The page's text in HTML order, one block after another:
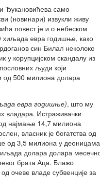
Ђукановићева само
(новинари) извукли живу
повест је и о небеском
хиљада евра годишње, како
син Билал неколоко
у корупцијском скандалу из
људи који
од 500 милиона долара
евра годишње), што му
владара. Истраживачки
најмање 14,7 милиона
власник је богатства од
од 3,5 милиона у деоницама
долара долара
брата Аца. Блажо
очеве владе субвенције за